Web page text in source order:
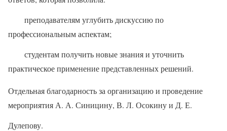
преподавателям углубить дискуссию по
профессиональным аспектам;
студентам получить новые знания и уточнить
практическое применение представленных решений.
Отдельная благодарность за организацию и проведение
мероприятия А. А. Синицину, В. Л. Осокину и Д. Е.
Дулепову.